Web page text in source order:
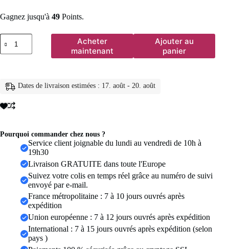
Gagnez jusqu'à 49 Points.
quantité
de
Colliers
perles
simples,
ensemble
colliers
pendentif
superposé
Acheter
maintenant
Ajouter au
panier
Dates de livraison estimées : 17. août - 20. août
Pourquoi commander chez nous ?
Service client joignable du lundi au vendredi de 10h à
19h30
Livraison GRATUITE dans toute l'Europe
Suivez votre colis en temps réel grâce au numéro de suivi
envoyé par e-mail.
France métropolitaine : 7 à 10 jours ouvrés après
expédition
Union européenne : 7 à 12 jours ouvrés après expédition
International : 7 à 15 jours ouvrés après expédition (selon
pays )